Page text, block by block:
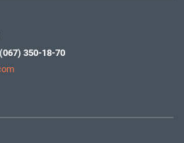
(067) 350-18-70